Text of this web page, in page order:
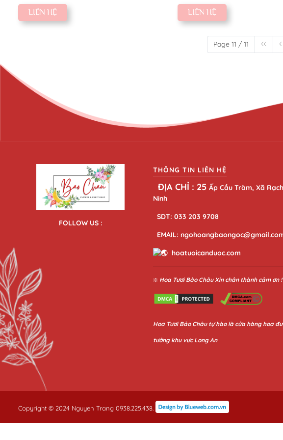
LIÊN HỆ LIÊN HỆ
Page 11 / 11
FOLLOW US :
THÔNG TIN LIÊN HỆ
ĐỊA CHỈ : 25Ấp Cầu Tràm, Xã
Ninh
SDT: 033 203 9708
EMAIL:
hoatuoicanduoc.com
❇️ Hoa Tươi Bảo Châu Xin chân thành cảm ơn !
Hoa Tươi Bảo Châutự hào là cửa hàng hoa
tưởng khu vực Long An
Copyright © 2024 Nguyen Trang 0938.225.438.